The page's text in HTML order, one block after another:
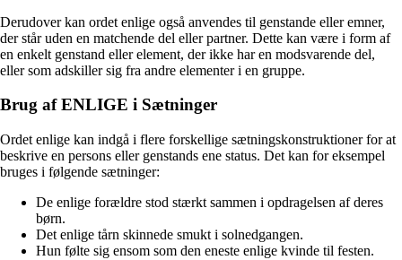
Derudover kan ordet enlige også anvendes til genstande eller emner,
der står uden en matchende del eller partner. Dette kan være i form af
en enkelt genstand eller element, der ikke har en modsvarende del,
eller som adskiller sig fra andre elementer i en gruppe.
Brug af ENLIGE i Sætninger
Ordet enlige kan indgå i flere forskellige sætningskonstruktioner for at
beskrive en persons eller genstands ene status. Det kan for eksempel
bruges i følgende sætninger:
De enlige forældre stod stærkt sammen i opdragelsen af deres
børn.
Det enlige tårn skinnede smukt i solnedgangen.
Hun følte sig ensom som den eneste enlige kvinde til festen.